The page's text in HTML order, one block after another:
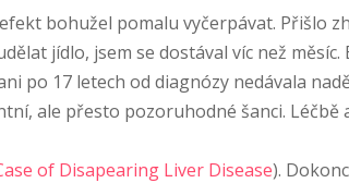
bohužel pomalu vyčerpávat. Přišlo
jídlo, jsem se dostával víc než
po 17 letech od diagnózy nedávala
ale přesto pozoruhodné šanci.
of Disapearing Liver Disease).